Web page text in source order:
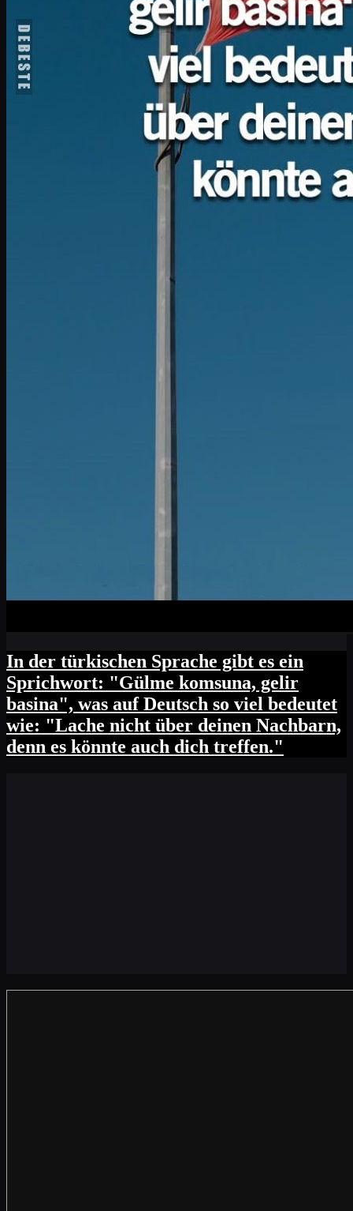
In der türkischen Sprache gibt es ein
Sprichwort: "Gülme komsuna, gelir
basina", was auf Deutsch so viel bedeutet
wie: "Lache nicht über deinen Nachbarn,
denn es könnte auch dich treffen."